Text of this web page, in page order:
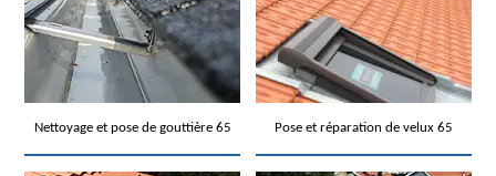
Nettoyage et pose de gouttière 65 Pose et réparation de velux 65